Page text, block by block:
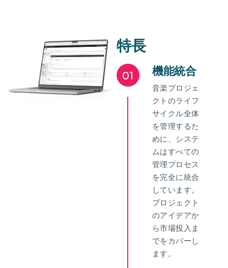
特長
01 機能統合
音楽プロジェ
クトのライフ
サイクル全体
を管理するた
めに、システ
ムはすべての
管理プロセス
を完全に統合
しています。
プロジェクト
のアイデアか
ら市場投入ま
でをカバーし
ます。